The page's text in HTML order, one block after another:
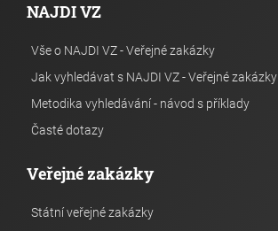
NAJDI VZ
Vše o NAJDI VZ - Veřejné zakázky
Jak vyhledávat s NAJDI VZ - Veřejné zakázky
Metodika vyhledávání - návod s příklady
Časté dotazy
Veřejné zakázky
Státní veřejné zakázky